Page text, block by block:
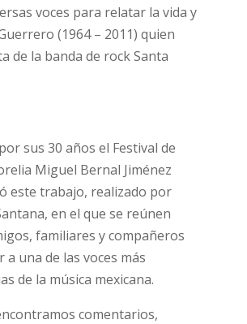
voces para relatar la vida y
(1964 – 2011) quien
de la banda de rock Santa
sus 30 años el Festival de
Miguel Bernal Jiménez
este trabajo, realizado por
en el que se reúnen
familiares y compañeros
a una de las voces más
de la música mexicana.
comentarios,